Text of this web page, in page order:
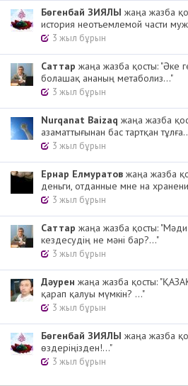
Бөгенбай ЗИЯЛЫ жаңа жазба
история неотъемлемой части
3 жыл бұрын
Cаттар жаңа жазба қосты: "Әке
болашақ ананың метаболиз..."
3 жыл бұрын
Nurqanat Baizaq жаңа жазба
азаматтығынан бас тартқан
3 жыл бұрын
Ернар Елмуратов жаңа жазба
деньги, отданные мне на
3 жыл бұрын
Cаттар жаңа жазба қосты:
кездесудің не мәні бар?..."
3 жыл бұрын
Дәурен жаңа жазба қосты:
қарап қалуы мүмкін? ..."
3 жыл бұрын
Бөгенбай ЗИЯЛЫ жаңа жазба
өздеріңізден!..."
3 жыл бұрын